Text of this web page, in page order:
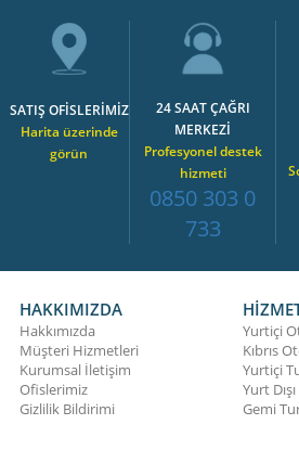
SATIŞ OFİSLERİMİZ
Harita üzerinde
görün
24 SAAT ÇAĞRI
MERKEZİ
Profesyonel destek
hizmeti
0850 303 0
733
HAKKIMIZDA
Hakkımızda
Müşteri Hizmetleri
Kurumsal İletişim
Ofislerimiz
Gizlilik Bildirimi
Yurtiçi
Kıbrıs
Yurtiçi
Yurt
Gemi